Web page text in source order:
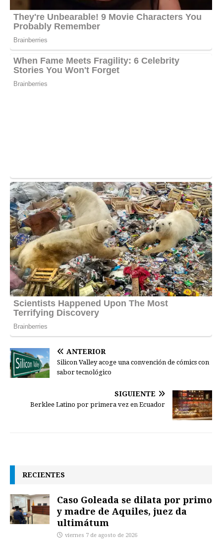
ANTERIOR
Silicon Valley acoge una convención de cómics con
sabor tecnológico
SIGUIENTE
RECIENTES
Caso Goleada se dilata por primo
y madre de Aquiles, juez da
ultimátum
viernes 7 de agosto de 2026